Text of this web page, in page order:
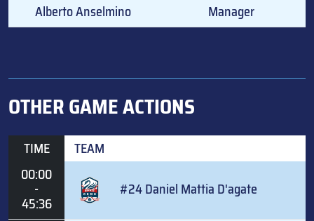
Alberto Anselmino
Manager
OTHER GAME ACTIONS
TIME
TEAM
00:00
-
45:36
#24 Daniel Mattia D'agate